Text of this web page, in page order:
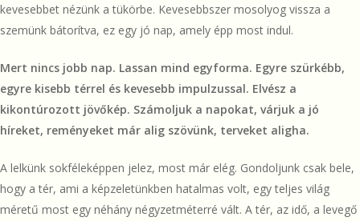
kevesebbet nézünk a tükörbe. Kevesebbszer mosolyog vissza a
szemünk bátorítva, ez egy jó nap, amely épp most indul.
Mert nincs jobb nap. Lassan mind egyforma. Egyre szürkébb,
egyre kisebb térrel és kevesebb impulzussal. Elvész a
kikontúrozott jövőkép. Számoljuk a napokat, várjuk a jó
híreket, reményeket már alig szövünk, terveket aligha.
A lelkünk sokféleképpen jelez, most már elég. Gondoljunk csak bele,
hogy a tér, ami a képzeletünkben hatalmas volt, egy teljes világ
méretű most egy néhány négyzetméterré vált. A tér, az idő, a levegő